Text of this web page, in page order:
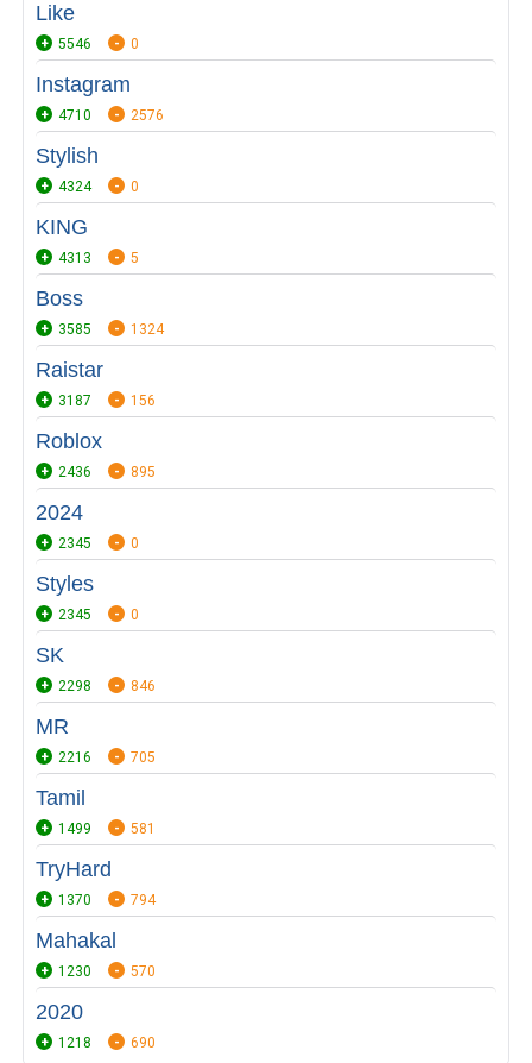
Like
5546 0
Instagram
4710 2576
Stylish
4324 0
KING
4313 5
Boss
3585 1324
Raistar
3187 156
Roblox
2436 895
2024
2345 0
Styles
2345 0
SK
2298 846
MR
2216 705
Tamil
1499 581
TryHard
1370 794
Mahakal
1230 570
2020
1218 690